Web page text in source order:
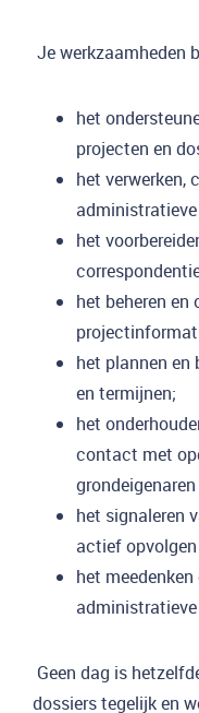
Je werkzaamheden
het
projecten en
het verwerken,
administratieve
het
het beheren en
het plannen en
en termijnen;
het
contact met
het signaleren
actief
het
Geen dag is
dossiers tegelijk en